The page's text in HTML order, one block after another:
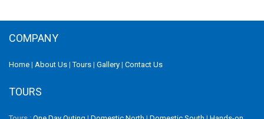
COMPANY
Home | About Us |Tours | Gallery | Contact Us
TOURS